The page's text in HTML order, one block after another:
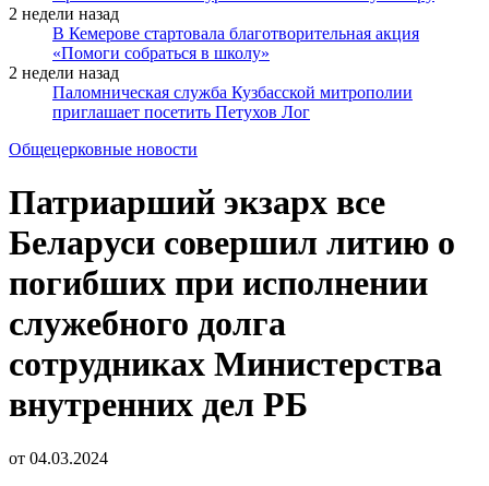
2 недели назад
В Кемерове стартовала благотворительная акция
«Помоги собраться в школу»
2 недели назад
Паломническая служба Кузбасской митрополии
приглашает посетить Петухов Лог
Общецерковные новости
Патриарший экзарх все
Беларуси совершил литию о
погибших при исполнении
служебного долга
сотрудниках Министерства
внутренних дел РБ
от 04.03.2024